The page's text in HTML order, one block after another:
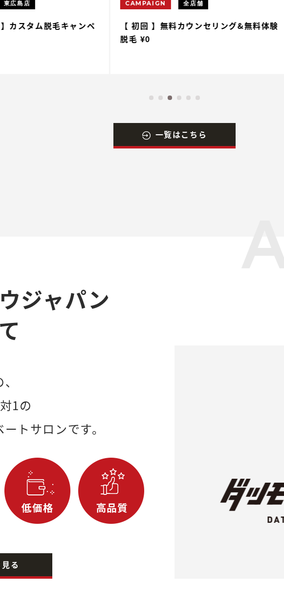
タム脱毛キャンペ
CAMPAIGN 全店舗
【 初回 】無料カウンセリング&無料体験
脱毛 ¥0
一覧はこちら
ジャパン
1の
トサロンです。
る